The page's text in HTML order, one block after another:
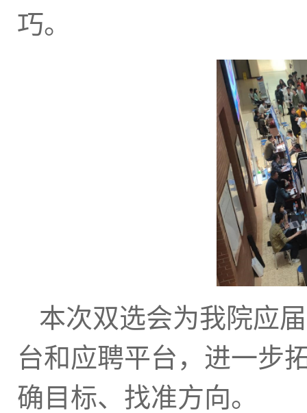
巧。
本次双选会为我院应
台和应聘平台，进一步
确目标、找准方向。